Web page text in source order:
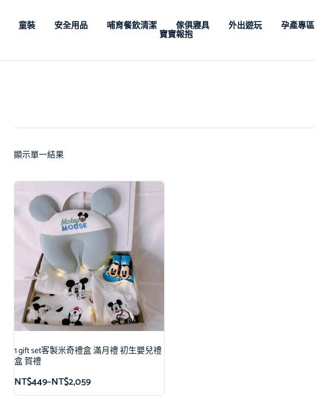
童裝 安全用品 哺育餐飲清潔 傢俱寢具 外出遊玩 孕產專區
寶寶報抱
顯示單一結果
1 gift set客製米奇禮盒 滿月禮 初生嬰兒禮
盒 賀禮
NT$449–NT$2,059